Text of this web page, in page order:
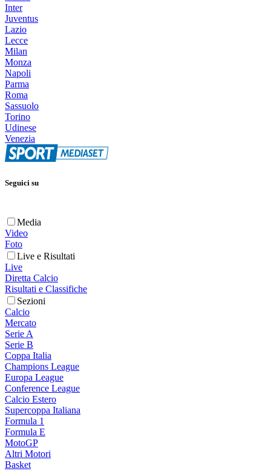
Inter
Juventus
Lazio
Lecce
Milan
Monza
Napoli
Parma
Roma
Sassuolo
Torino
Udinese
Venezia
Seguici su
Media
Video
Foto
Live e Risultati
Live
Diretta Calcio
Risultati e Classifiche
Sezioni
Calcio
Mercato
Serie A
Serie B
Coppa Italia
Champions League
Europa League
Conference League
Calcio Estero
Supercoppa Italiana
Formula 1
Formula E
MotoGP
Altri Motori
Basket